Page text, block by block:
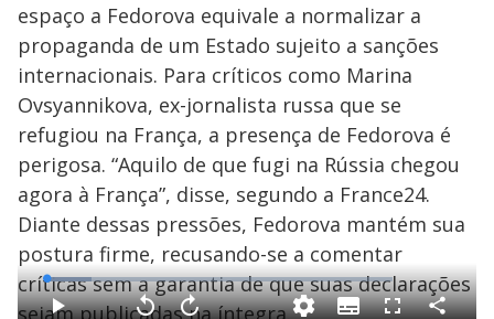
espaço a Fedorova equivale a normalizar a
propaganda de um Estado sujeito a sanções
internacionais. Para críticos como Marina
Ovsyannikova, ex-jornalista russa que se
refugiou na França, a presença de Fedorova é
perigosa. “Aquilo de que fugi na Rússia chegou
agora à França”, disse, segundo a France24.
Diante dessas pressões, Fedorova mantém sua
postura firme, recusando-se a comentar
críticas sem a garantia de que suas declarações
sejam publicadas na íntegra.
L
o
a
d S